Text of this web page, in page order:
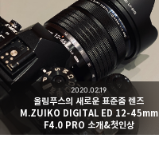
올림푸스의 새로운 표준줌 렌즈
M.ZUIKO DIGITAL ED 12-45mm
F4.0 PRO 소개&첫인상
2020.02.19